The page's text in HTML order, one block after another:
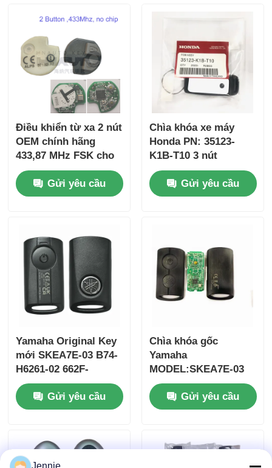
Nhà
Video
Điều khiển từ xa 2 nút
OEM chính hãng
433,87 MHz FSK cho
Su-zuki Jim-ny 2005-
2017 Không có chip
37182-A7 Chỉ điều
Gửi yêu cầu
Chìa khóa xe máy
Honda PN: 35123-
K1B-T10 3 nút
FSK433.92MHz
ID47chip từ xa
Gửi yêu cầu
Yamaha Original Key
mới SKEA7E-03 B74-
H6261-02 662F-
SKEA7D03
Gửi yêu cầu
Chìa khóa gốc
Yamaha
MODEL:SKEA7E-03
Dành cho Chìa khóa
thông minh từ xa
Yamaha B74-H6261-
Gửi yêu cầu
Jennie